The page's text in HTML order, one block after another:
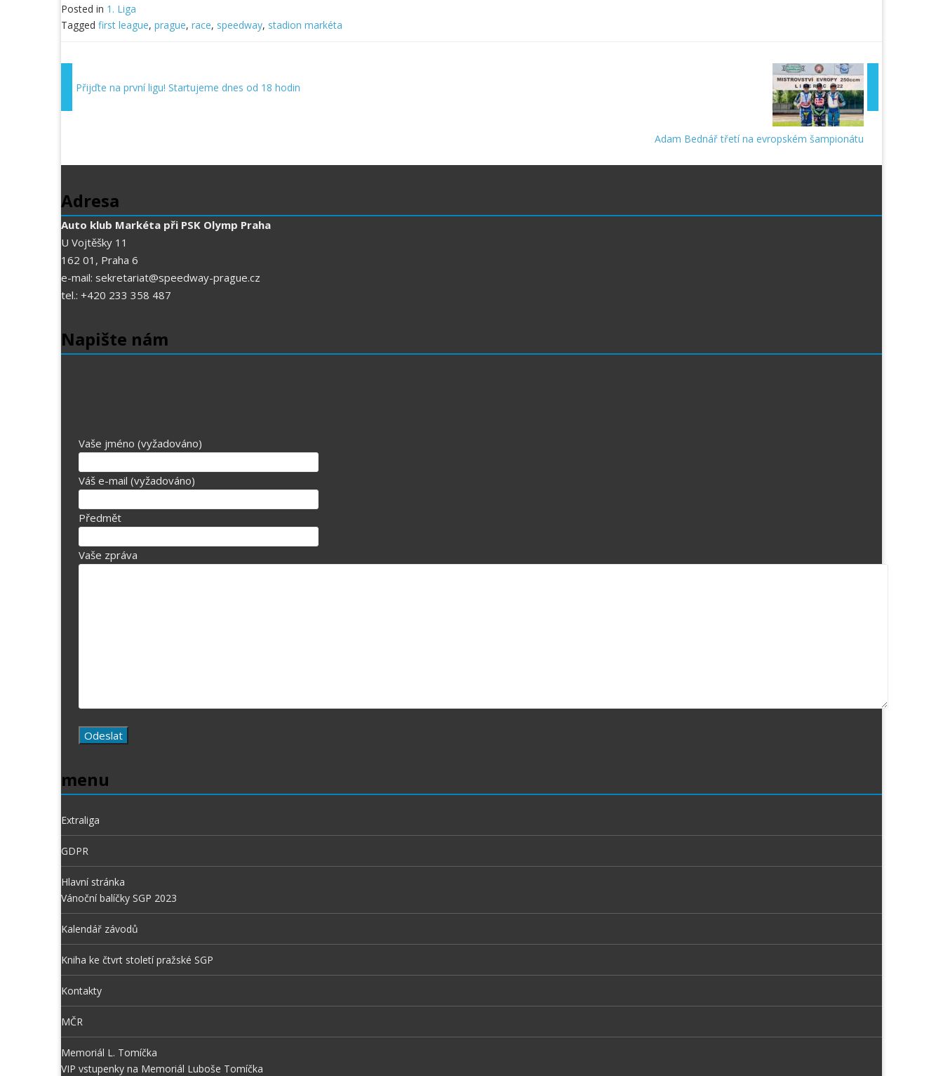
Posted in 1. Liga
Tagged first league, prague, race, speedway, stadion markéta
Přijďte na první ligu! Startujeme dnes od 18 hodin
Adam Bednář třetí na evropském šampionátu
Adresa
Auto klub Markéta při PSK Olymp Praha
U Vojtěšky 11
162 01, Praha 6
e-mail: sekretariat@speedway-prague.cz
tel.: +420 233 358 487
Napište nám
Vaše jméno (vyžadováno)
Váš e-mail (vyžadováno)
Předmět
Vaše zpráva
menu
Extraliga
GDPR
Hlavní stránka
Vánoční balíčky SGP 2023
Kalendář závodů
Kniha ke čtvrt století pražské SGP
Kontakty
MČR
Memoriál L. Tomíčka
VIP vstupenky na Memoriál Luboše Tomíčka